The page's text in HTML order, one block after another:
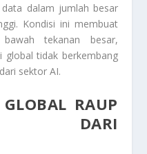
dalam jumlah besar
Kondisi ini membuat
tekanan besar,
global tidak berkembang
sektor AI.
RAUP
DARI